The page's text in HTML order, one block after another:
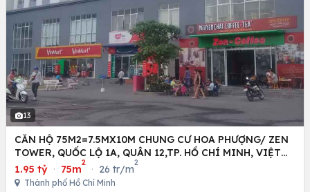
13
CĂN HỘ 75M2=7.5MX10M CHUNG CƯ HOA PHƯỢNG/ ZEN
TOWER, QUỐC LỘ 1A, QUÂN 12,TP. HỒ CHÍ MINH, VIỆT
NAM
1.95 tỷ · 75m
2
· 26 tr/m
2
Thành phố Hồ Chí Minh